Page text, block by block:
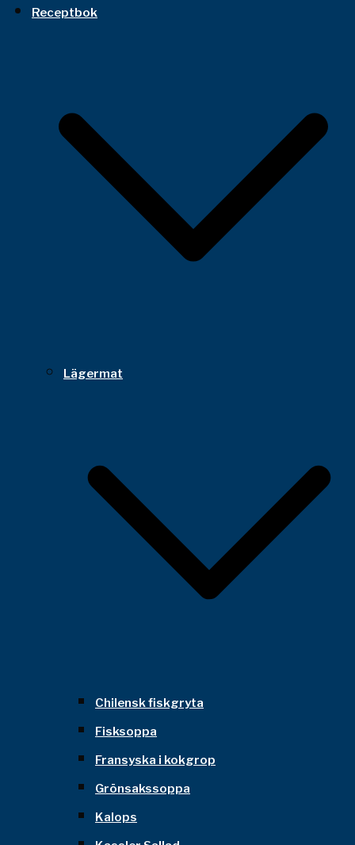
Receptbok
Lägermat
Chilensk fiskgryta
Fisksoppa
Fransyska i kokgrop
Grönsakssoppa
Kalops